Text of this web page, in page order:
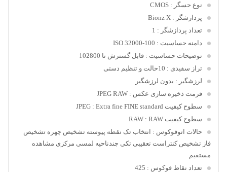
نوع حسگر : CMOS
پردازشگر : Bionz X
تعداد پردازشگر : 1
دامنه حساسیت : 100-32000 ISO
توضیحات حساسیت : قابل گسترش تا 102800
تراز سفیدی : 10حالت و تنظیم دستی
لرزشگیر : بدون لرزشگیر
فرمت ذخیره سازی عکس : JPEG RAW
سطوح کیفیت JPEG : Extra fine FINE standard
سطوح کیفیت RAW : RAW
حالات اتوفوکوس : انتخاب تک نقطه پیوسته تشخیص چهره تشخیص
فاز تشخیص کنتراست تعقیبی تکی چندناحیه لمسی مرکزی مشاهده
مستقیم
تعداد نقاط فوکوس : 425